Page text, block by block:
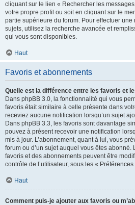
cliquant sur le lien « Rechercher les
votre propre profil ou soit en cliquant sur le
partie supérieure du forum. Pour effectuer
sujets, utilisez la recherche avancée et
qui vous sont disponibles.
Haut
Favoris et abonnements
Quelle est la différence entre les favoris et
Dans phpBB 3.0, la fonctionnalité qui vous
favoris était similaire à celle présente dans
receviez aucune notification lorsqu’un sujet
Dans phpBB 3.3, les favoris sont davantage
pouvez à présent recevoir une notification
mis à jour. L’abonnement, quant à lui, vous
forum ou d’un sujet auquel vous êtes
favoris et des abonnements peuvent être
contrôle de l’utilisateur, sous les «
Haut
Comment puis-je ajouter aux favoris ou